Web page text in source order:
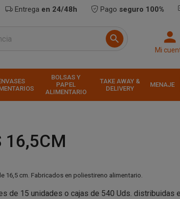
Entrega en 24/48h Pago seguro 100%
 
Mi
BOLSAS Y
PAPEL
ALIMENTARIO
TAKE AWAY &
DELIVERY
MENAJE
16,5CM
16,5 cm. Fabricados en poliestireno alimentario.
de 15 unidades o cajas de 540 Uds. distribuidas